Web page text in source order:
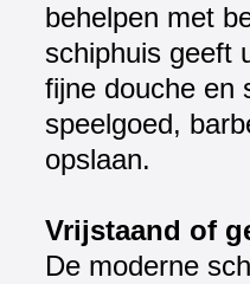
behelpen met
schiphuis geeft
fijne douche en
speelgoed,
opslaan.
Vrijstaand of
De moderne